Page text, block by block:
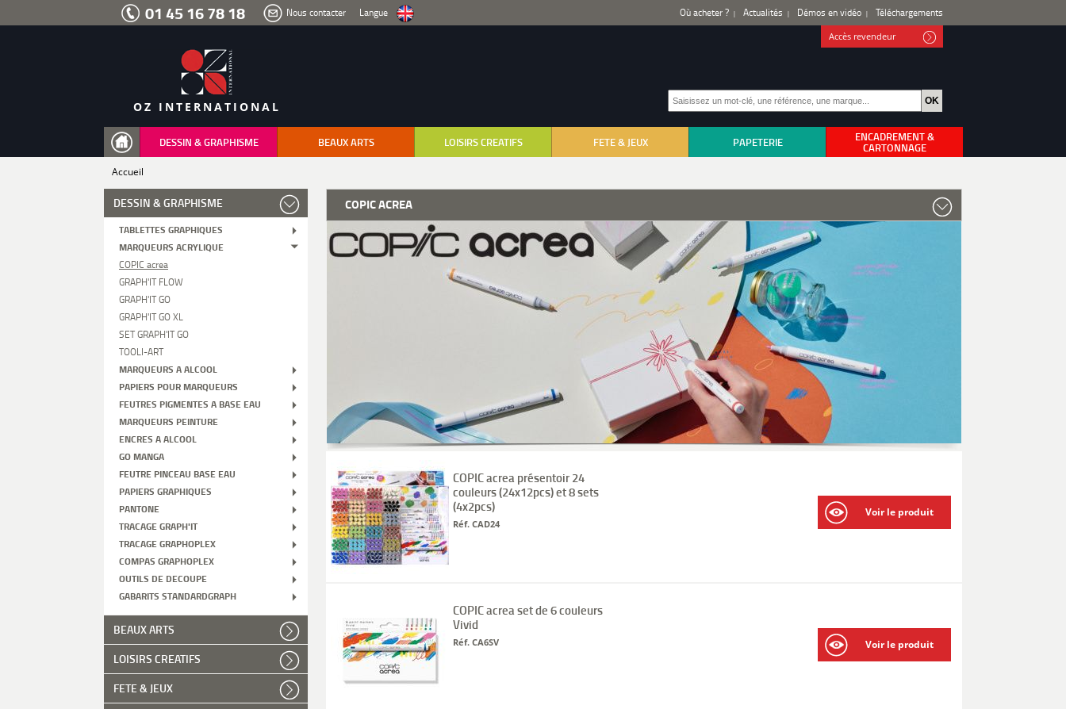
menu
01 45 16 78 18 Nous contacter Langue Où acheter ? Actualités Démos en vidéo Téléchargements
OZ INTERNATIONAL
Accès revendeur
DESSIN & GRAPHISME BEAUX ARTS LOISIRS CREATIFS FETE & JEUX PAPETERIE ENCADREMENT &
CARTONNAGE
Accueil
DESSIN & GRAPHISME
TABLETTES GRAPHIQUES
MARQUEURS ACRYLIQUE
COPIC acrea
GRAPH'IT FLOW
GRAPH'IT GO
GRAPH'IT GO XL
SET GRAPH'IT GO
TOOLI-ART
MARQUEURS A ALCOOL
PAPIERS POUR MARQUEURS
FEUTRES PIGMENTES A BASE EAU
MARQUEURS PEINTURE
ENCRES A ALCOOL
GO MANGA
FEUTRE PINCEAU BASE EAU
PAPIERS GRAPHIQUES
PANTONE
TRACAGE GRAPH'IT
TRACAGE GRAPHOPLEX
COMPAS GRAPHOPLEX
OUTILS DE DECOUPE
GABARITS STANDARDGRAPH
BEAUX ARTS
LOISIRS CREATIFS
FETE & JEUX
COPIC ACREA
COPIC acrea présentoir 24
couleurs (24x12pcs) et 8 sets
(4x2pcs)
Réf. CAD24
Voir le produit
COPIC acrea set de 6 couleurs
Vivid
Réf. CA6SV Voir le produit